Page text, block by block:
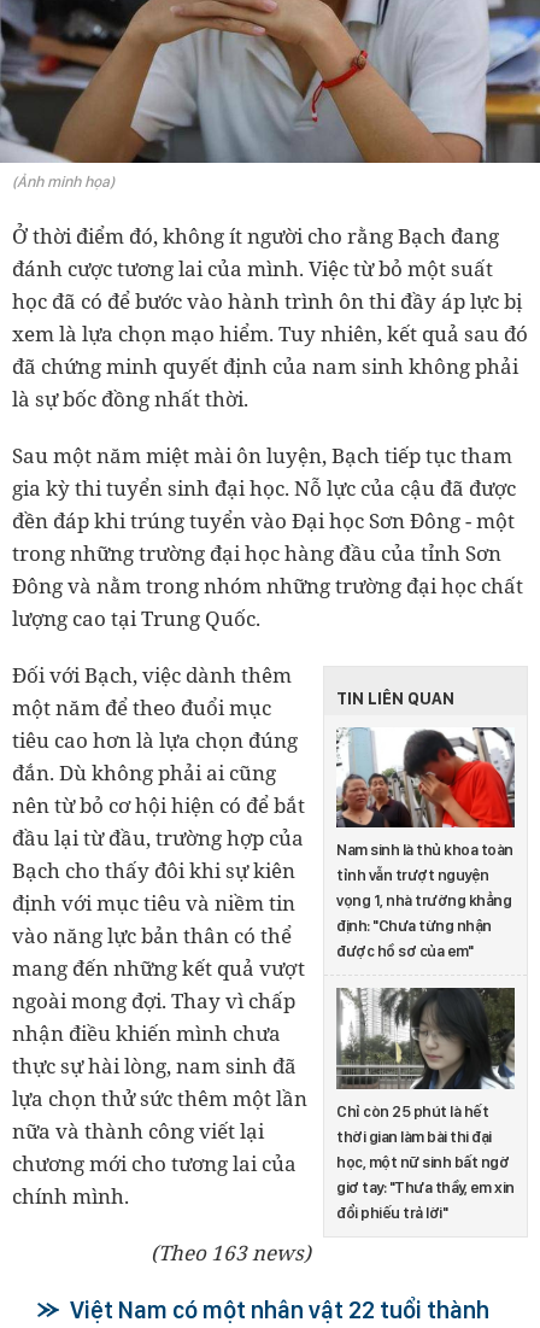
(Ảnh minh họa)
Ở thời điểm đó, không ít người cho rằng Bạch đang
đánh cược tương lai của mình. Việc từ bỏ một suất
học đã có để bước vào hành trình ôn thi đầy áp lực bị
xem là lựa chọn mạo hiểm. Tuy nhiên, kết quả sau đó
đã chứng minh quyết định của nam sinh không phải
là sự bốc đồng nhất thời.
Sau một năm miệt mài ôn luyện, Bạch tiếp tục tham
gia kỳ thi tuyển sinh đại học. Nỗ lực của cậu đã được
đền đáp khi trúng tuyển vào Đại học Sơn Đông - một
trong những trường đại học hàng đầu của tỉnh Sơn
Đông và nằm trong nhóm những trường đại học chất
lượng cao tại Trung Quốc.
TIN LIÊN QUAN
Nam sinh là thủ khoa toàn
tỉnh vẫn trượt nguyện
vọng 1, nhà trường khẳng
định: "Chưa từng nhận
được hồ sơ của em"
Chỉ còn 25 phút là hết
thời gian làm bài thi đại
học, một nữ sinh bất ngờ
giơ tay: "Thưa thầy, em xin
đổi phiếu trả lời"
Đối với Bạch, việc dành thêm
một năm để theo đuổi mục
tiêu cao hơn là lựa chọn đúng
đắn. Dù không phải ai cũng
nên từ bỏ cơ hội hiện có để bắt
đầu lại từ đầu, trường hợp của
Bạch cho thấy đôi khi sự kiên
định với mục tiêu và niềm tin
vào năng lực bản thân có thể
mang đến những kết quả vượt
ngoài mong đợi. Thay vì chấp
nhận điều khiến mình chưa
thực sự hài lòng, nam sinh đã
lựa chọn thử sức thêm một lần
nữa và thành công viết lại
chương mới cho tương lai của
chính mình.
(Theo 163 news)
Việt Nam có một nhân vật 22 tuổi thành